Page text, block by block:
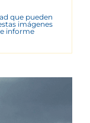
que pueden
imágenes
informe